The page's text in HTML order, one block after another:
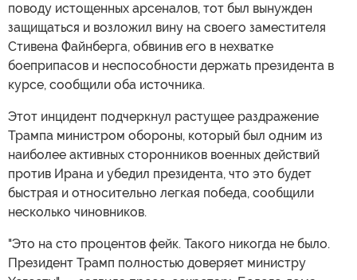
поводу истощенных арсеналов, тот был вынужден
защищаться и возложил вину на своего заместителя
Стивена Файнберга, обвинив его в нехватке
боеприпасов и неспособности держать президента в
курсе, сообщили оба источника.
Этот инцидент подчеркнул растущее раздражение
Трампа министром обороны, который был одним из
наиболее активных сторонников военных действий
против Ирана и убедил президента, что это будет
быстрая и относительно легкая победа, сообщили
несколько чиновников.
"Это на сто процентов фейк. Такого никогда не было.
Президент Трамп полностью доверяет министру